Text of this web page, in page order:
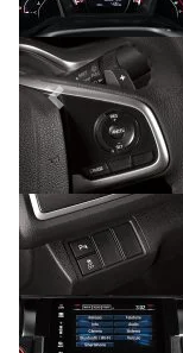
Previous